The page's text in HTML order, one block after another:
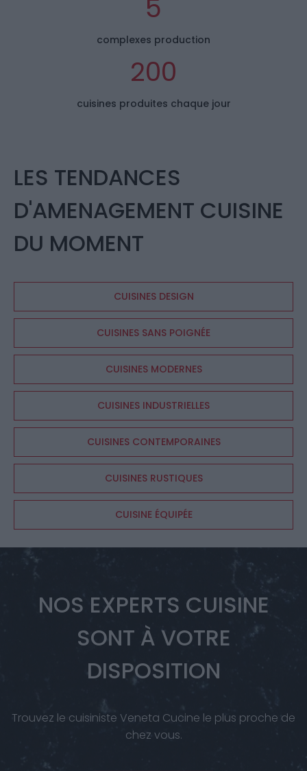
5
complexes production
200
cuisines produites chaque jour
LES TENDANCES
D'AMENAGEMENT CUISINE
DU MOMENT
CUISINES DESIGN
CUISINES SANS POIGNÉE
CUISINES MODERNES
CUISINES INDUSTRIELLES
CUISINES CONTEMPORAINES
CUISINES RUSTIQUES
CUISINE ÉQUIPÉE
NOS EXPERTS CUISINE
SONT À VOTRE
DISPOSITION
Trouvez le cuisiniste Veneta Cucine le plus proche de
chez vous.